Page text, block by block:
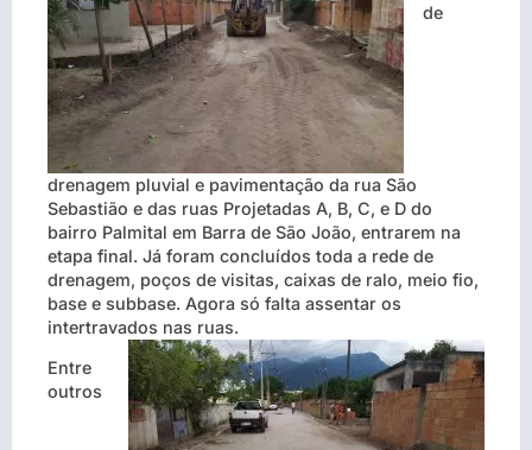
de
drenagem pluvial e pavimentação da rua São
Sebastião e das ruas Projetadas A, B, C, e D do
bairro Palmital em Barra de São João, entrarem na
etapa final. Já foram concluídos toda a rede de
drenagem, poços de visitas, caixas de ralo, meio fio,
base e subbase. Agora só falta assentar os
intertravados nas ruas.
Entre
outros